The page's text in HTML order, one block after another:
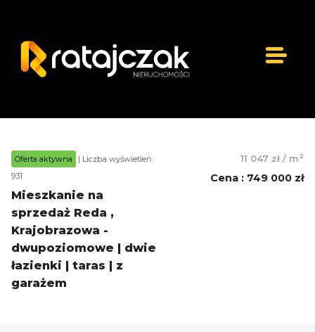
Oferta aktywna
| Liczba wyświetleń:
931
Mieszkanie na
sprzedaż Reda ,
Krajobrazowa -
dwupoziomowe | dwie
łazienki | taras | z
garażem
11 047 zł / m2
Cena : 749 000 zł